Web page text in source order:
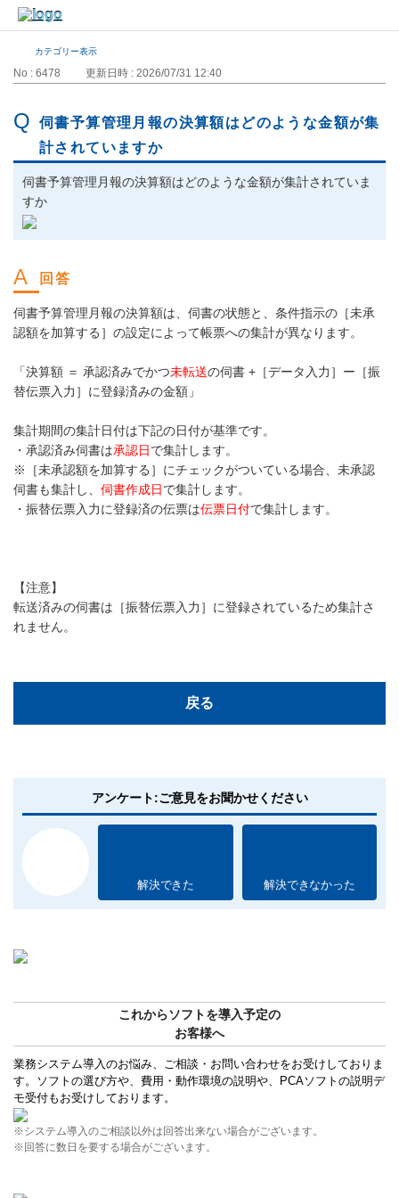
カテゴリー表示
No : 6478 更新日時 : 2026/07/31 12:40
伺書予算管理月報の決算額はどのような金額が集
計されていますか
伺書予算管理月報の決算額はどのような金額が集計されていま
すか
伺書予算管理月報の決算額は、伺書の状態と、条件指示の［未承
認額を加算する］の設定によって帳票への集計が異なります。
「決算額 ＝ 承認済みでかつ未転送の伺書 +［データ入力］ー［振
替伝票入力］に登録済みの金額」
集計期間の集計日付は下記の日付が基準です。
・承認済み伺書は承認日で集計します。
※［未承認額を加算する］にチェックがついている場合、未承認
伺書も集計し、 伺書作成日で集計します。
・振替伝票入力に登録済の伝票は伝票日付で集計します。
【注意】
転送済みの伺書は［振替伝票入力］に登録されているため集計さ
れません。
戻る
アンケート:ご意見をお聞かせください
解決できた 解決できなかった
これからソフトを導入予定の
お客様へ
業務システム導入のお悩み、ご相談・お問い合わせをお受けしておりま
す。ソフトの選び方や、費用・動作環境の説明や、PCAソフトの説明デ
モ受付もお受けしております。
※システム導入のご相談以外は回答出来ない場合がございます。
※回答に数日を要する場合がございます。